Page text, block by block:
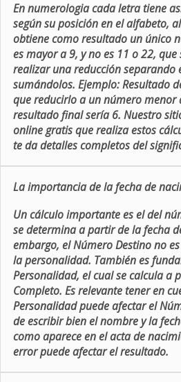
En numerologia cada letra tiene
según su posición en el alfabeto,
obtiene como resultado un único
es mayor a 9, y no es 11 o 22,
realizar una reducción separando
sumándolos. Ejemplo: Resultado
que reducirlo a un número menor
resultado final sería 6. Nuestro
online gratis que realiza estos
te da detalles completos del
La importancia de la fecha de
Un cálculo importante es el del
se determina a partir de la fecha
embargo, el Número Destino no
la personalidad. También es
Personalidad, el cual se calcula a
Completo. Es relevante tener en
Personalidad puede afectar el
de escribir bien el nombre y la
como aparece en el acta de
error puede afectar el resultado.